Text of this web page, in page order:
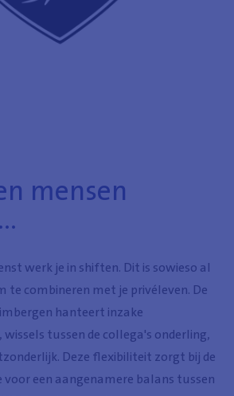
mensen
werk je in shiften. Dit is sowieso al
te combineren met je privéleven. De
hanteert inzake
tussen de collega's onderling,
Deze flexibiliteit zorgt bij de
een aangenamere balans tussen